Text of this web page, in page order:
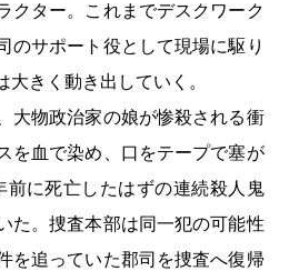
クター。これまでデスクワーク
のサポート役として現場に駆り
きく動き出していく。
大物政治家の娘が惨殺される衝
を血で染め、口をテープで塞が
前に死亡したはずの連続殺人鬼
た。捜査本部は同一犯の可能性
を追っていた郡司を捜査へ復帰